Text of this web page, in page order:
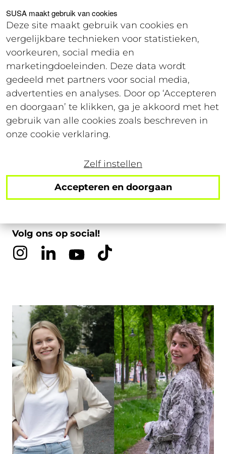
SUSA maakt gebruik van cookies
Deze site maakt gebruik van cookies en
vergelijkbare technieken voor statistieken,
voorkeuren, social media en
marketingdoeleinden. Deze data wordt
gedeeld met partners voor social media,
advertenties en analyses. Door op ‘Accepteren
en doorgaan’ te klikken, ga je akkoord met het
gebruik van alle cookies zoals beschreven in
onze cookie verklaring.
Zelf instellen
Accepteren en doorgaan
Voor studenten Voor werkgevers
Login
Studeren vanuit huis:
verademing?
1 september 2021
Leestijd: 5 minuten
Volg ons op social!